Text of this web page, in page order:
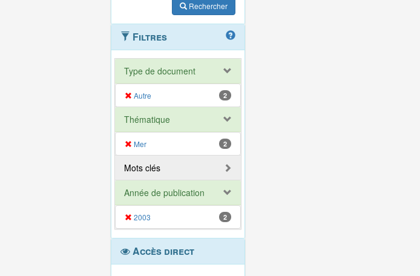
Rechercher
Filtres
Type de document
Autre 2
Thématique
Mer 2
Mots clés
Année de publication
2003 2
Accès direct